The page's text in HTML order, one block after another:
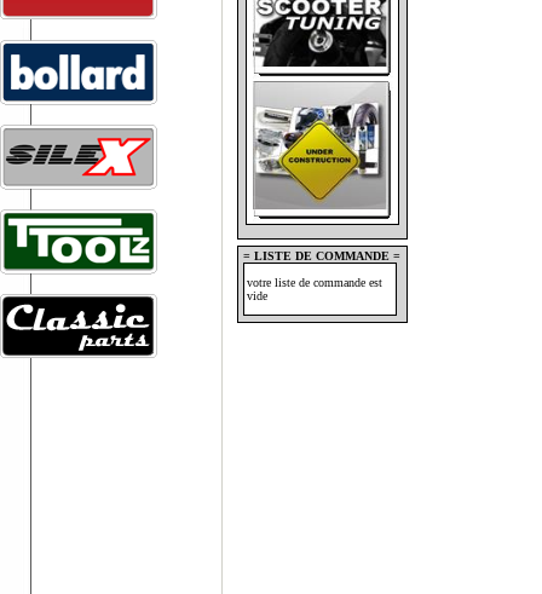
= LISTE DE COMMANDE =
votre liste de commande est
vide